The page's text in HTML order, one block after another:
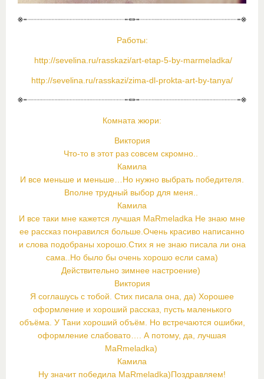
Работы:
http://sevelina.ru/rasskazi/art-etap-5-by-marmeladka/
http://sevelina.ru/rasskazi/zima-dl-prokta-art-by-tanya/
Комната жюри:
Виктория
Что-то в этот раз совсем скромно..
Камила
И все меньше и меньше…Но нужно выбрать победителя.
Вполне трудный выбор для меня..
Камила
И все таки мне кажется лучшая MaRmeladka Не знаю мне
ее рассказ понравился больше.Очень красиво написанно
и слова подобраны хорошо.Стих я не знаю писала ли она
сама..Но было бы очень хорошо если сама)
Действительно зимнее настроение)
Виктория
Я соглашусь с тобой. Стих писала она, да) Хорошее
оформление и хороший рассказ, пусть маленького
объёма. У Тани хороший объём. Но встречаются ошибки,
оформление слабовато…. А потому, да, лучшая
MaRmeladka)
Камила
Ну значит победила MaRmeladka)Поздравляем!